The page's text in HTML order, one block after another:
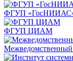
ФГУП
ФГУП ЦИАМ